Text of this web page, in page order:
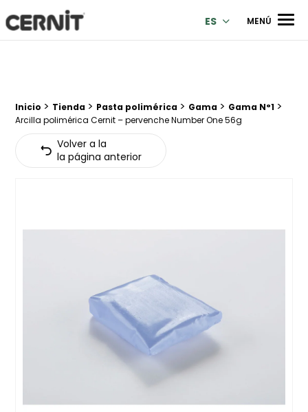
Cernit Une qualité haut de gamme pour des créations
ES MENÚ
Breadcrumb trail:
Inicio > Tienda > Pasta polimérica > Gama > Gama N°1 >
Arcilla polimérica Cernit – pervenche Number One 56g
Volver a la
la página anterior